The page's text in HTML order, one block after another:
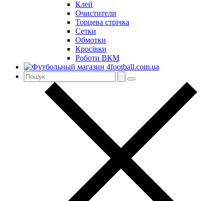
Клей
Очистители
Торцева стрічка
Сетки
Обмотки
Кросівки
Роботи ВКМ